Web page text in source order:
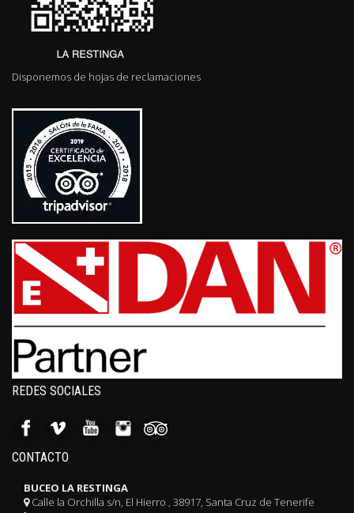
Disponemos de hojas de reclamaciones
REDES SOCIALES
CONTACTO
BUCEO LA RESTINGA
Calle la Orchilla s/n, El Hierro , 38917, Santa Cruz de Tenerife